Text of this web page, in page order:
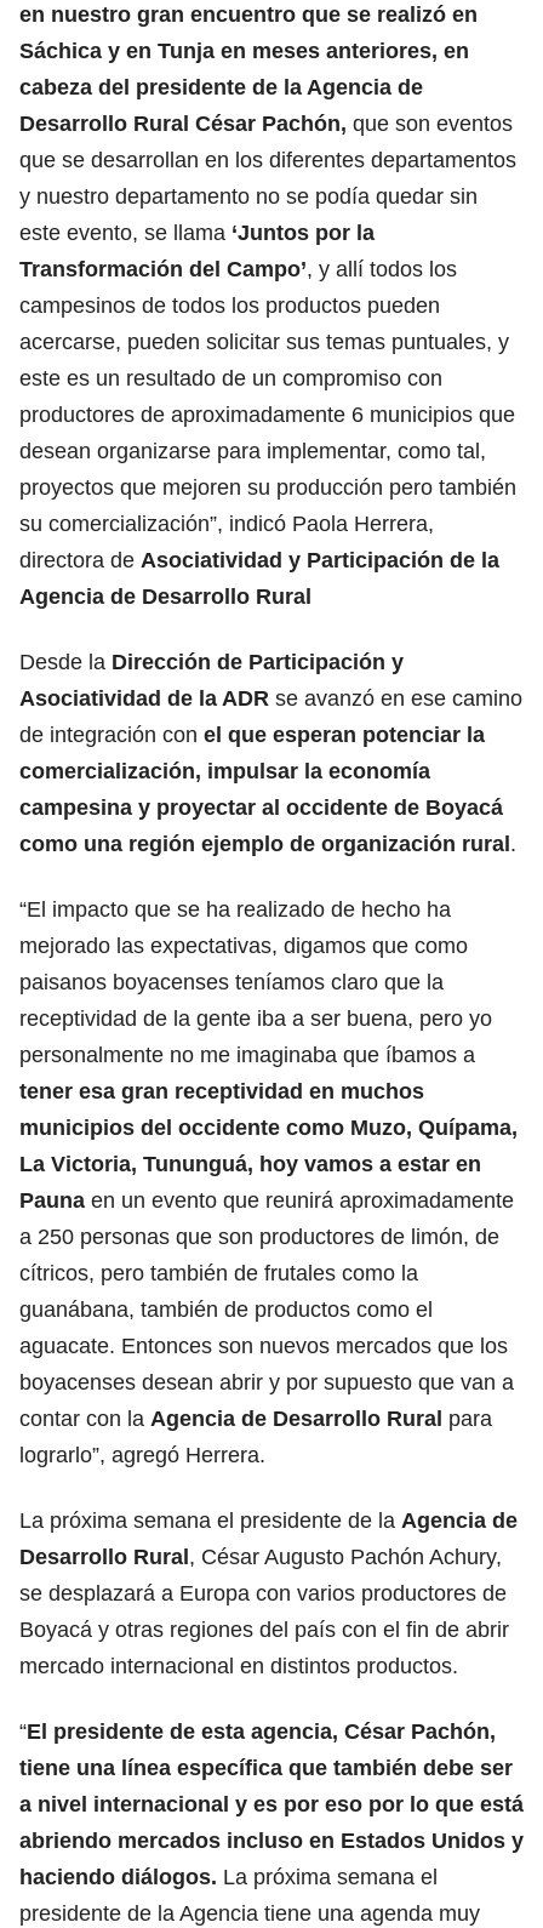
en nuestro gran encuentro que se realizó en
Sáchica y en Tunja en meses anteriores, en
cabeza del presidente de la Agencia de
Desarrollo Rural César Pachón, que son eventos
que se desarrollan en los diferentes departamentos
y nuestro departamento no se podía quedar sin
este evento, se llama ‘Juntos por la
Transformación del Campo’, y allí todos los
campesinos de todos los productos pueden
acercarse, pueden solicitar sus temas puntuales, y
este es un resultado de un compromiso con
productores de aproximadamente 6 municipios que
desean organizarse para implementar, como tal,
proyectos que mejoren su producción pero también
su comercialización”, indicó Paola Herrera,
directora de Asociatividad y Participación de la
Agencia de Desarrollo Rural
Desde la Dirección de Participación y
Asociatividad de la ADR se avanzó en ese camino
de integración con el que esperan potenciar la
comercialización, impulsar la economía
campesina y proyectar al occidente de Boyacá
como una región ejemplo de organización rural.
“El impacto que se ha realizado de hecho ha
mejorado las expectativas, digamos que como
paisanos boyacenses teníamos claro que la
receptividad de la gente iba a ser buena, pero yo
personalmente no me imaginaba que íbamos a
tener esa gran receptividad en muchos
municipios del occidente como Muzo, Quípama,
La Victoria, Tununguá, hoy vamos a estar en
Pauna en un evento que reunirá aproximadamente
a 250 personas que son productores de limón, de
cítricos, pero también de frutales como la
guanábana, también de productos como el
aguacate. Entonces son nuevos mercados que los
boyacenses desean abrir y por supuesto que van a
contar con la Agencia de Desarrollo Rural para
lograrlo”, agregó Herrera.
La próxima semana el presidente de la Agencia de
Desarrollo Rural, César Augusto Pachón Achury,
se desplazará a Europa con varios productores de
Boyacá y otras regiones del país con el fin de abrir
mercado internacional en distintos productos.
“El presidente de esta agencia, César Pachón,
tiene una línea específica que también debe ser
a nivel internacional y es por eso por lo que está
abriendo mercados incluso en Estados Unidos y
haciendo diálogos. La próxima semana el
presidente de la Agencia tiene una agenda muy